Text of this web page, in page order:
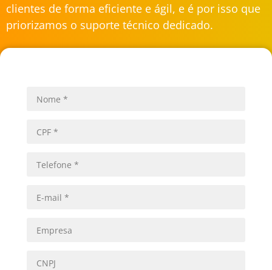
clientes de forma eficiente e ágil, e é por isso que
priorizamos o suporte técnico dedicado.